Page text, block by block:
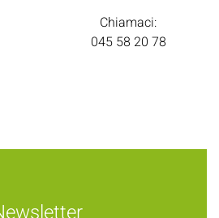
Chiamaci:
045 58 20 78